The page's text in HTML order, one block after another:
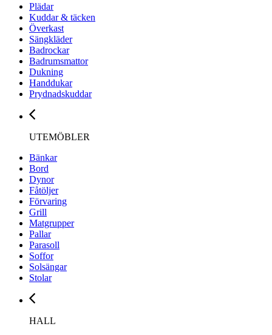
Plädar
Kuddar & täcken
Överkast
Sängkläder
Badrockar
Badrumsmattor
Dukning
Handdukar
Prydnadskuddar
UTEMÖBLER
Bänkar
Bord
Dynor
Fåtöljer
Förvaring
Grill
Matgrupper
Pallar
Parasoll
Soffor
Solsängar
Stolar
HALL